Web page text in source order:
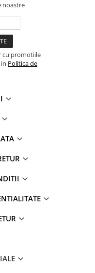
noastre
cu promotiile
Politica de